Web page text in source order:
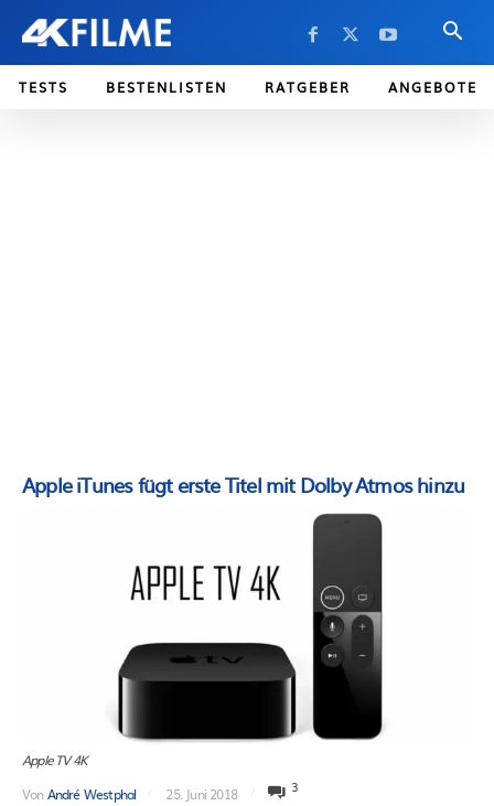
TESTS BESTENLISTEN RATGEBER ANGEBOTE
Apple iTunes fügt erste Titel mit Dolby Atmos hinzu
Apple TV 4K
VonAndré Westphal 25. Juni 2018 3